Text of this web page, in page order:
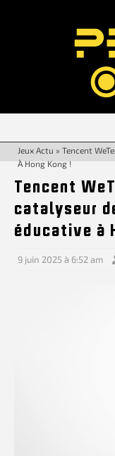
Jeux Actu » Tencent
À Hong Kong !
Tencent
catalyseur
éducative à
9 juin 2025 à 6:52 am